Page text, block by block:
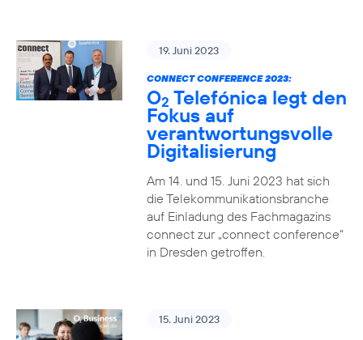
19. Juni 2023
CONNECT CONFERENCE 2023:
O2 Telefónica legt den
Fokus auf
verantwortungsvolle
Digitalisierung
Am 14. und 15. Juni 2023 hat sich
die Telekommunikationsbranche
auf Einladung des Fachmagazins
connect zur „connect conference“
in Dresden getroffen.
15. Juni 2023